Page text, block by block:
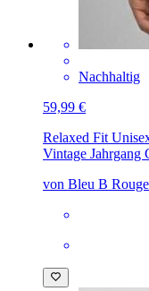
Nachhaltig
59,99 €
Relaxed Fit
Vintage Jahrgang
von Bleu B Rouge